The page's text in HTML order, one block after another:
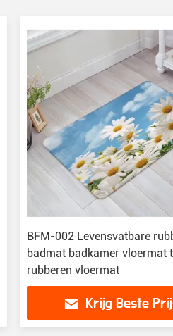
BFM-002 Levensvatbare
badmat badkamer vloermat
rubberen vloermat
Krijg Beste